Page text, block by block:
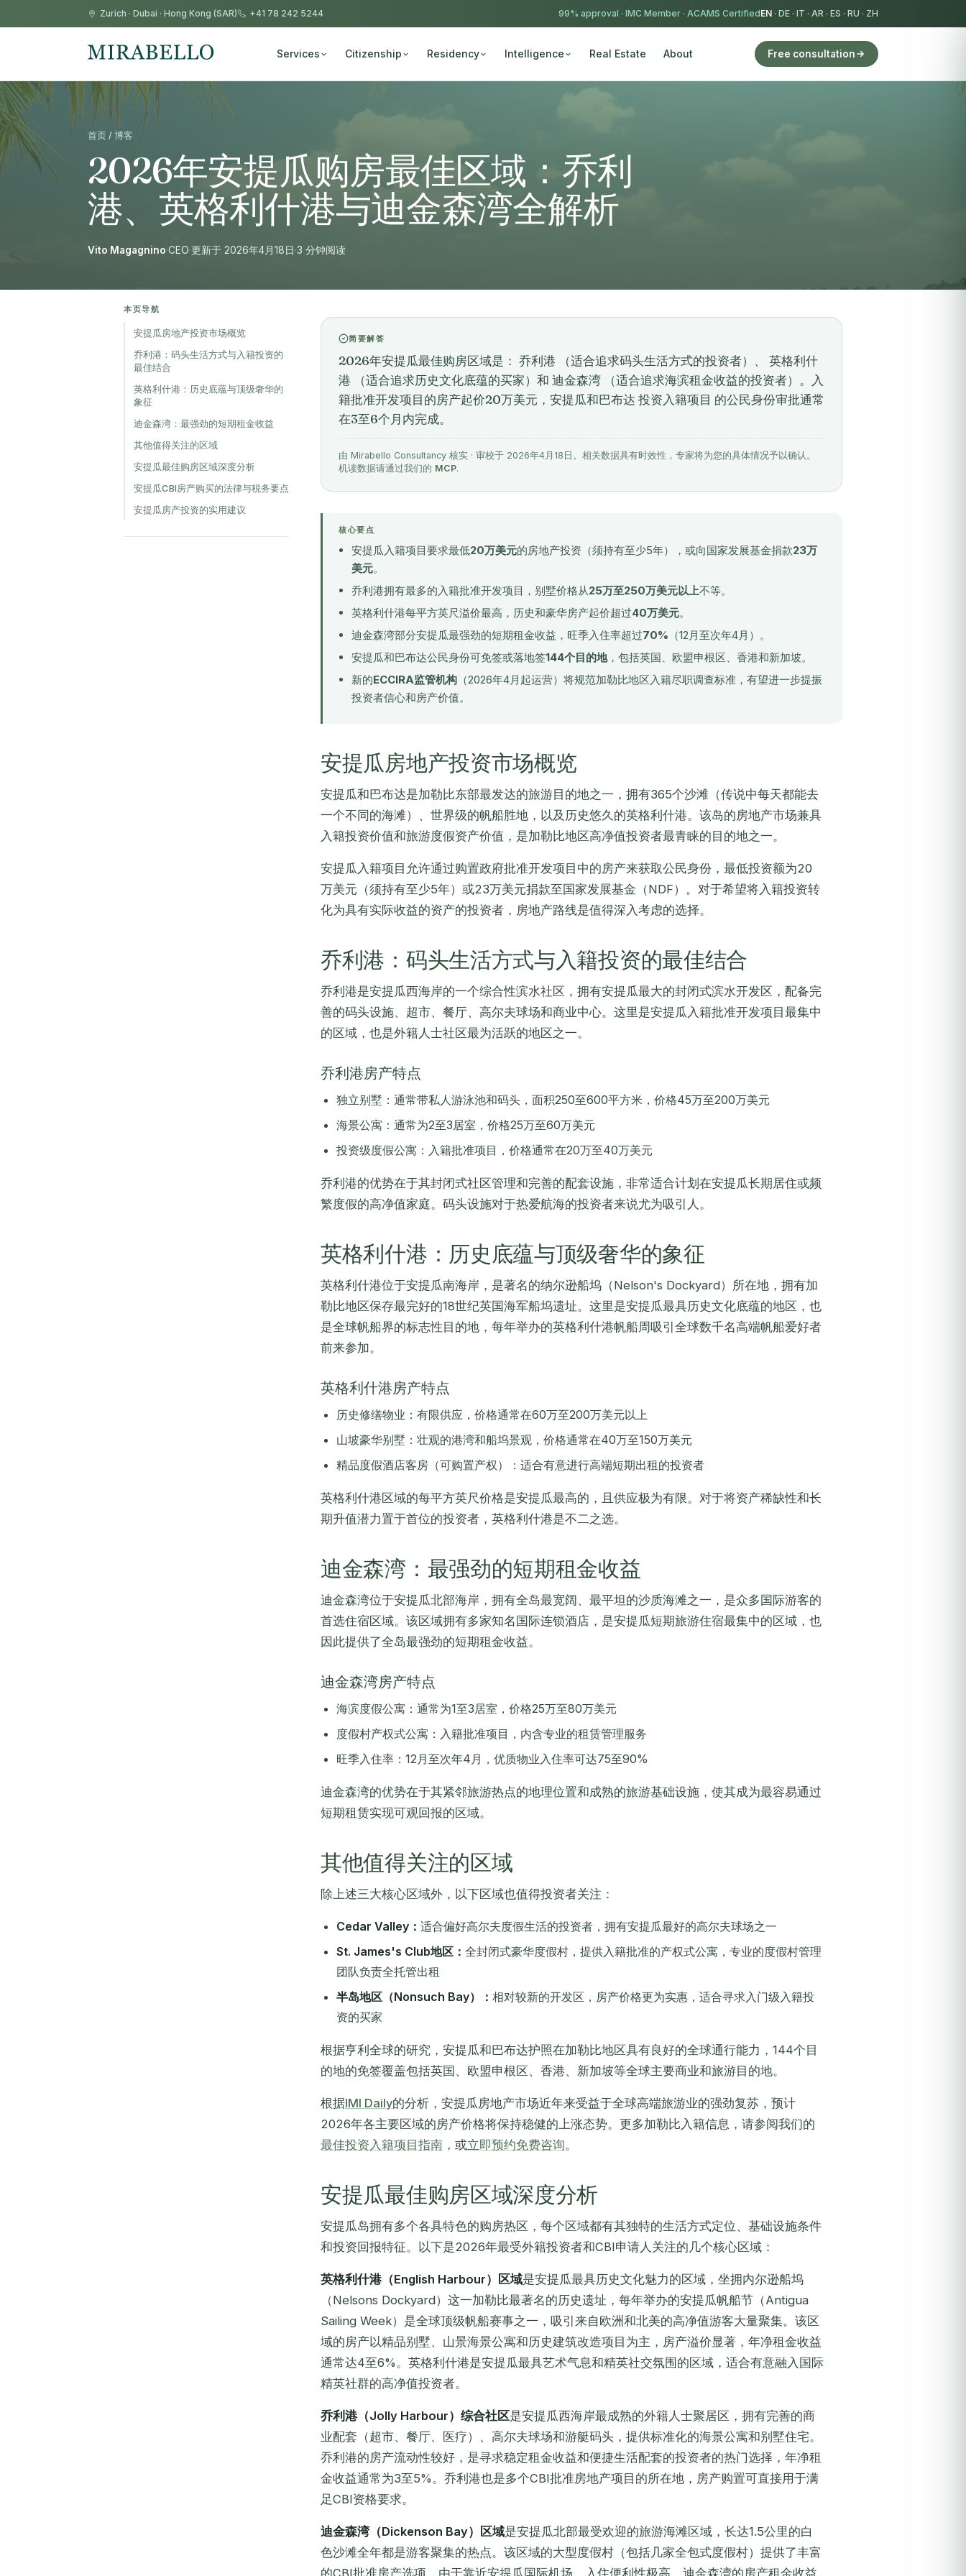
Zurich · Dubai · Hong Kong (SAR) +41 78 242 5244 99% approval · IMC Member · ACAMS CertifiedEN · DE · IT · AR · ES · RU · ZH
Services Citizenship Residency Intelligence Real Estate About Free consultation
首页 / 博客
2026年安提瓜购房最佳区域：乔利
港、英格利什港与迪金森湾全解析
Vito Magagnino·CEO·更新于 2026年4月18日·3 分钟阅读
本页导航
安提瓜房地产投资市场概览
乔利港：码头生活方式与入籍投资的
最佳结合
英格利什港：历史底蕴与顶级奢华的
象征
迪金森湾：最强劲的短期租金收益
其他值得关注的区域
安提瓜最佳购房区域深度分析
安提瓜CBI房产购买的法律与税务要点
安提瓜房产投资的实用建议
简要解答
2026年安提瓜最佳购房区域是： 乔利港 （适合追求码头生活方式的投资者）、 英格利什
港 （适合追求历史文化底蕴的买家）和 迪金森湾 （适合追求海滨租金收益的投资者）。入
籍批准开发项目的房产起价20万美元，安提瓜和巴布达 投资入籍项目 的公民身份审批通常
在3至6个月内完成。
由 Mirabello Consultancy 核实 · 审校于 2026年4月18日。相关数据具有时效性，专家将为您的具体情况予以确认。
机读数据请通过我们的 MCP.
核心要点
安提瓜入籍项目要求最低20万美元的房地产投资（须持有至少5年），或向国家发展基金捐款23万
美元。
乔利港拥有最多的入籍批准开发项目，别墅价格从25万至250万美元以上不等。
英格利什港每平方英尺溢价最高，历史和豪华房产起价超过40万美元。
迪金森湾部分安提瓜最强劲的短期租金收益，旺季入住率超过70% （12月至次年4月）。
安提瓜和巴布达公民身份可免签或落地签144个目的地，包括英国、欧盟申根区、香港和新加坡。
新的ECCIRA监管机构 （2026年4月起运营）将规范加勒比地区入籍尽职调查标准，有望进一步提振
投资者信心和房产价值。
安提瓜房地产投资市场概览
安提瓜和巴布达是加勒比东部最发达的旅游目的地之一，拥有365个沙滩（传说中每天都能去
一个不同的海滩）、世界级的帆船胜地，以及历史悠久的英格利什港。该岛的房地产市场兼具
入籍投资价值和旅游度假资产价值，是加勒比地区高净值投资者最青睐的目的地之一。
安提瓜入籍项目允许通过购置政府批准开发项目中的房产来获取公民身份，最低投资额为20
万美元（须持有至少5年）或23万美元捐款至国家发展基金（NDF）。对于希望将入籍投资转
化为具有实际收益的资产的投资者，房地产路线是值得深入考虑的选择。
乔利港：码头生活方式与入籍投资的最佳结合
乔利港是安提瓜西海岸的一个综合性滨水社区，拥有安提瓜最大的封闭式滨水开发区，配备完
善的码头设施、超市、餐厅、高尔夫球场和商业中心。这里是安提瓜入籍批准开发项目最集中
的区域，也是外籍人士社区最为活跃的地区之一。
乔利港房产特点
独立别墅：通常带私人游泳池和码头，面积250至600平方米，价格45万至200万美元
海景公寓：通常为2至3居室，价格25万至60万美元
投资级度假公寓：入籍批准项目，价格通常在20万至40万美元
乔利港的优势在于其封闭式社区管理和完善的配套设施，非常适合计划在安提瓜长期居住或频
繁度假的高净值家庭。码头设施对于热爱航海的投资者来说尤为吸引人。
英格利什港：历史底蕴与顶级奢华的象征
英格利什港位于安提瓜南海岸，是著名的纳尔逊船坞（Nelson's Dockyard）所在地，拥有加
勒比地区保存最完好的18世纪英国海军船坞遗址。这里是安提瓜最具历史文化底蕴的地区，也
是全球帆船界的标志性目的地，每年举办的英格利什港帆船周吸引全球数千名高端帆船爱好者
前来参加。
英格利什港房产特点
历史修缮物业：有限供应，价格通常在60万至200万美元以上
山坡豪华别墅：壮观的港湾和船坞景观，价格通常在40万至150万美元
精品度假酒店客房（可购置产权）：适合有意进行高端短期出租的投资者
英格利什港区域的每平方英尺价格是安提瓜最高的，且供应极为有限。对于将资产稀缺性和长
期升值潜力置于首位的投资者，英格利什港是不二之选。
迪金森湾：最强劲的短期租金收益
迪金森湾位于安提瓜北部海岸，拥有全岛最宽阔、最平坦的沙质海滩之一，是众多国际游客的
首选住宿区域。该区域拥有多家知名国际连锁酒店，是安提瓜短期旅游住宿最集中的区域，也
因此提供了全岛最强劲的短期租金收益。
迪金森湾房产特点
海滨度假公寓：通常为1至3居室，价格25万至80万美元
度假村产权式公寓：入籍批准项目，内含专业的租赁管理服务
旺季入住率：12月至次年4月，优质物业入住率可达75至90%
迪金森湾的优势在于其紧邻旅游热点的地理位置和成熟的旅游基础设施，使其成为最容易通过
短期租赁实现可观回报的区域。
其他值得关注的区域
除上述三大核心区域外，以下区域也值得投资者关注：
Cedar Valley： 适合偏好高尔夫度假生活的投资者，拥有安提瓜最好的高尔夫球场之一
St. James's Club地区： 全封闭式豪华度假村，提供入籍批准的产权式公寓，专业的度假村管理
团队负责全托管出租
半岛地区（Nonsuch Bay）： 相对较新的开发区，房产价格更为实惠，适合寻求入门级入籍投
资的买家
根据亨利全球的研究，安提瓜和巴布达护照在加勒比地区具有良好的全球通行能力，144个目
的地的免签覆盖包括英国、欧盟申根区、香港、新加坡等全球主要商业和旅游目的地。
根据IMI Daily的分析，安提瓜房地产市场近年来受益于全球高端旅游业的强劲复苏，预计
2026年各主要区域的房产价格将保持稳健的上涨态势。更多加勒比入籍信息，请参阅我们的
最佳投资入籍项目指南 ，或立即预约免费咨询。
安提瓜最佳购房区域深度分析
安提瓜岛拥有多个各具特色的购房热区，每个区域都有其独特的生活方式定位、基础设施条件
和投资回报特征。以下是2026年最受外籍投资者和CBI申请人关注的几个核心区域：
英格利什港（English Harbour）区域是安提瓜最具历史文化魅力的区域，坐拥内尔逊船坞
（Nelsons Dockyard）这一加勒比最著名的历史遗址，每年举办的安提瓜帆船节（Antigua
Sailing Week）是全球顶级帆船赛事之一，吸引来自欧洲和北美的高净值游客大量聚集。该区
域的房产以精品别墅、山景海景公寓和历史建筑改造项目为主，房产溢价显著，年净租金收益
通常达4至6%。英格利什港是安提瓜最具艺术气息和精英社交氛围的区域，适合有意融入国际
精英社群的高净值投资者。
乔利港（Jolly Harbour）综合社区是安提瓜西海岸最成熟的外籍人士聚居区，拥有完善的商
业配套（超市、餐厅、医疗）、高尔夫球场和游艇码头，提供标准化的海景公寓和别墅住宅。
乔利港的房产流动性较好，是寻求稳定租金收益和便捷生活配套的投资者的热门选择，年净租
金收益通常为3至5%。乔利港也是多个CBI批准房地产项目的所在地，房产购置可直接用于满
足CBI资格要求。
迪金森湾（Dickenson Bay）区域是安提瓜北部最受欢迎的旅游海滩区域，长达1.5公里的白
色沙滩全年都是游客聚集的热点。该区域的大型度假村（包括几家全包式度假村）提供了丰富
的CBI批准房产选项，由于靠近安提瓜国际机场，入住便利性极高。迪金森湾的房产租金收益